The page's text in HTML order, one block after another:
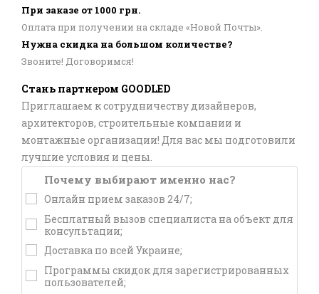
При заказе от 1000 грн.
Оплата при получении на складе «Новой Почты».
Нужна скидка на большом количестве?
Звоните! Договоримся!
Стань партнером GOODLED
Приглашаем к сотрудничеству дизайнеров,
архитекторов, строительные компании и
монтажные организации! Для вас мы подготовили
лучшие условия и цены.
Почему выбирают именно нас?
Онлайн прием заказов 24/7;
Бесплатный вызов специалиста на объект для
консультации;
Доставка по всей Украине;
Программы скидок для зарегистрированных
пользователей;